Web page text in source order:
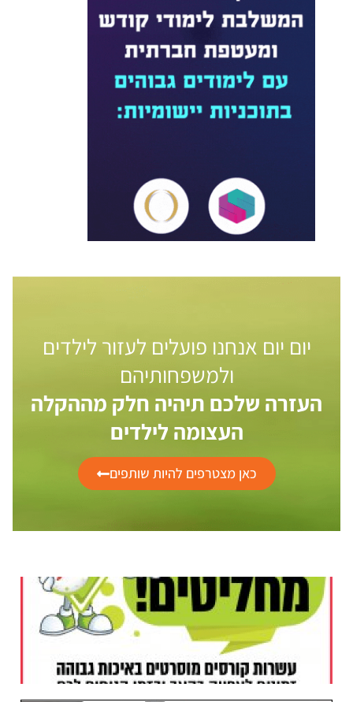
יום יום אנחנו פועלים לעזור לילדים
ולמשפחותיהם
העזרה שלכם תיהיה חלק מההקלה
העצומה לילדים
כאן מצטרפים להיות שותפים